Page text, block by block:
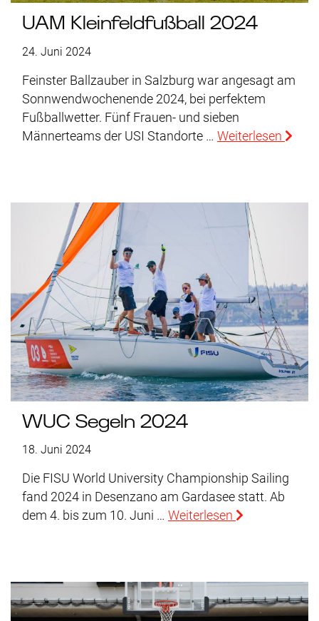
UAM Kleinfeldfußball 2024
24. Juni 2024
Feinster Ballzauber in Salzburg war angesagt am
Sonnwendwochenende 2024, bei perfektem
Fußballwetter. Fünf Frauen- und sieben
Männerteams der USI Standorte … Weiterlesen
WUC Segeln 2024
18. Juni 2024
Die FISU World University Championship Sailing
fand 2024 in Desenzano am Gardasee statt. Ab
dem 4. bis zum 10. Juni … Weiterlesen